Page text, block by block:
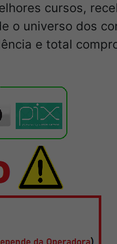
cursos,
o universo dos
e total